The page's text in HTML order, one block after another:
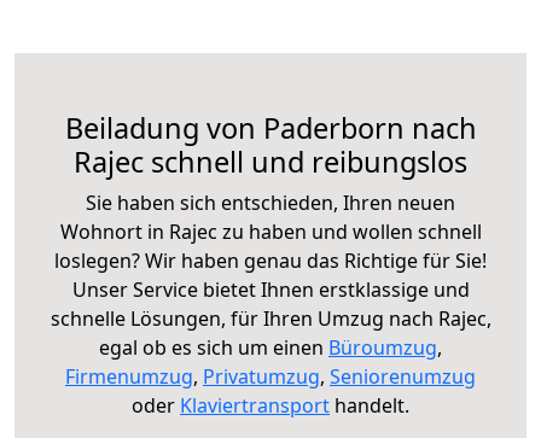
Beiladung von Paderborn nach
Rajec schnell und reibungslos
Sie haben sich entschieden, Ihren neuen
Wohnort in Rajec zu haben und wollen schnell
loslegen? Wir haben genau das Richtige für Sie!
Unser Service bietet Ihnen erstklassige und
schnelle Lösungen, für Ihren Umzug nach Rajec,
egal ob es sich um einen Büroumzug,
Firmenumzug, Privatumzug, Seniorenumzug
oder Klaviertransport handelt.